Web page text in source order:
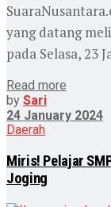
yang datang
pada Selasa, 23
Read more
by Sari
24 January 2024
Daerah
Miris! Pelajar
Joging